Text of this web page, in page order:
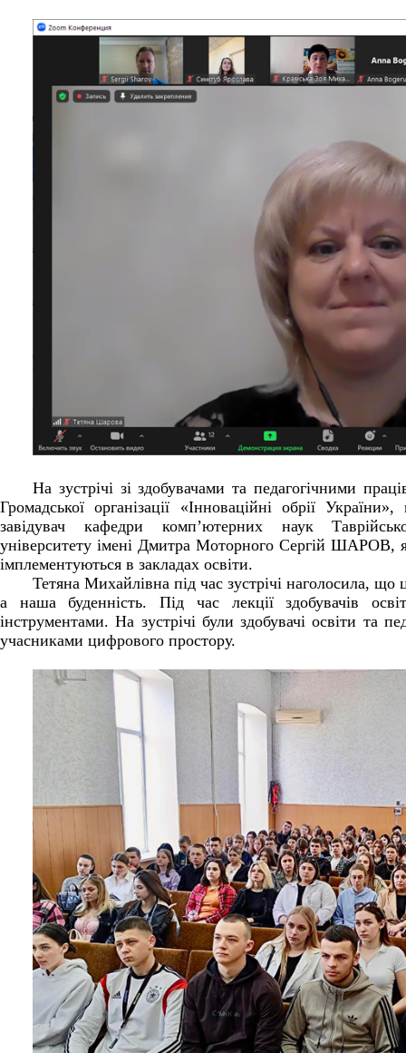
На зустрічі зі здобувачами та педагогічними
Громадської організації «Інноваційні обрії
завідувач кафедри комп’ютерних наук
університету імені Дмитра Моторного Сергій ШАРОВ,
імплементуються в закладах освіти.
Тетяна Михайлівна під час зустрічі наголосила, що
а наша буденність. Під час лекції здобувачів
інструментами. На зустрічі були здобувачі освіти та
учасниками цифрового простору.